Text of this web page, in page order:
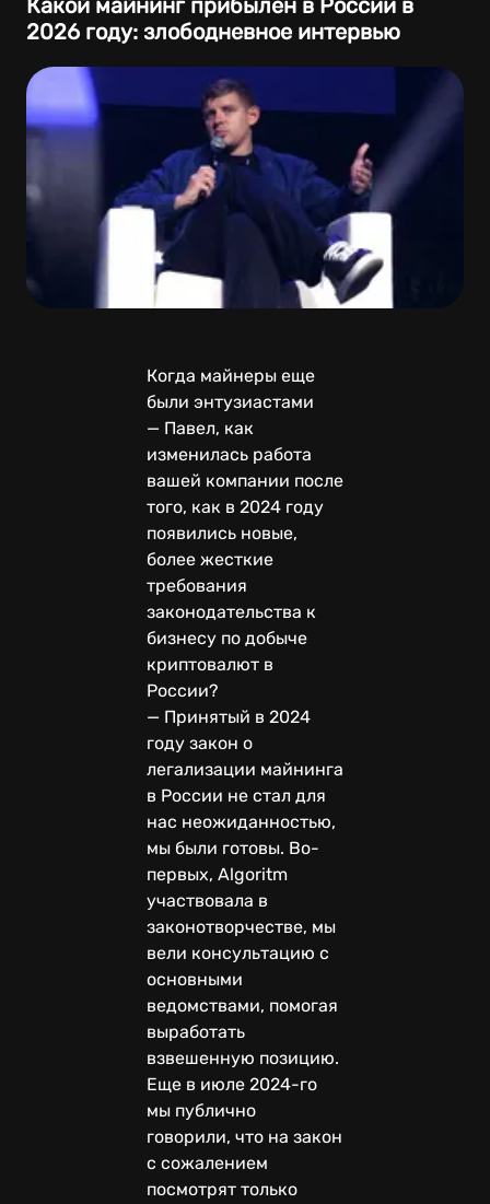
2026 году: злободневное интервью
Когда майнеры еще
были энтузиастами
— Павел, как
изменилась работа
вашей компании после
того, как в 2024 году
появились новые,
более жесткие
требования
законодательства к
бизнесу по добыче
криптовалют в
России?
— Принятый в 2024
году закон о
легализации майнинга
в России не стал для
нас неожиданностью,
мы были готовы. Во-
первых, Algoritm
участвовала в
законотворчестве, мы
вели консультацию с
основными
ведомствами, помогая
выработать
взвешенную позицию.
Еще в июле 2024-го
мы публично
говорили, что на закон
с сожалением
посмотрят только